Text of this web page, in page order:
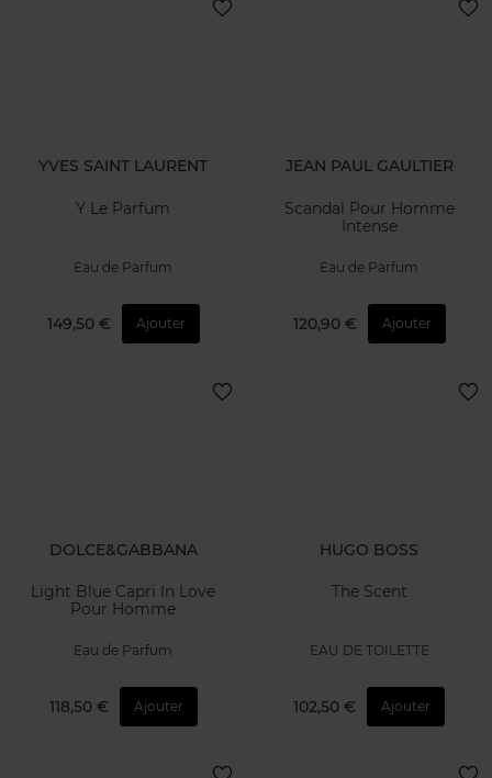
YVES SAINT LAURENT
Y Le Parfum
Eau de Parfum
149,50 € Ajouter
JEAN PAUL GAULTIER
Scandal Pour Homme
Intense
Eau de Parfum
120,90 € Ajouter
DOLCE&GABBANA
Light Blue Capri In Love
Pour Homme
Eau de Parfum
118,50 € Ajouter
HUGO BOSS
The Scent
EAU DE TOILETTE
102,50 € Ajouter